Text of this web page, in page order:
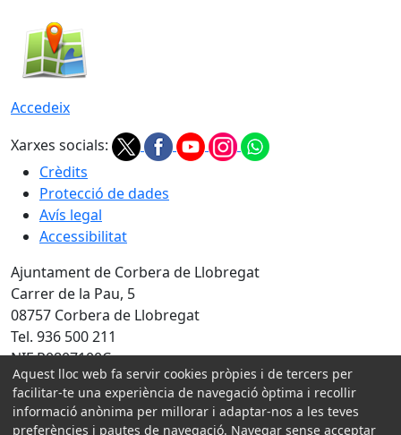
Accedeix
Xarxes socials:
Crèdits
Protecció de dades
Avís legal
Accessibilitat
Ajuntament de Corbera de Llobregat
Carrer de la Pau, 5
08757 Corbera de Llobregat
Tel. 936 500 211
NIF P0807100C
Amb la col·laboració de:
Aquest lloc web fa servir cookies pròpies i de tercers per
facilitar-te una experiència de navegació òptima i recollir
informació anònima per millorar i adaptar-nos a les teves
preferències i pautes de navegació. Navegar sense acceptar